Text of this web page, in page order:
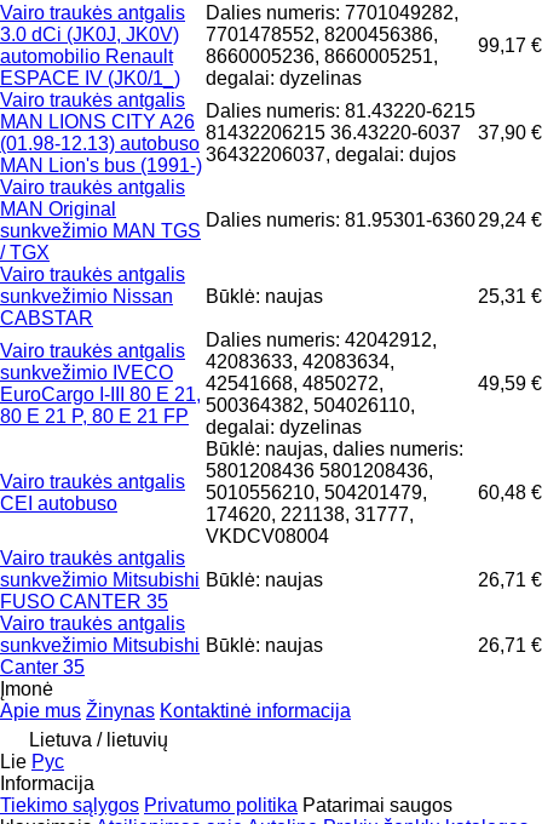
Vairo traukės antgalis
3.0 dCi (JK0J, JK0V)
automobilio Renault
ESPACE IV (JK0/1_)
Dalies numeris: 7701049282,
7701478552, 8200456386,
8660005236, 8660005251,
degalai: dyzelinas
99,17 €
Vairo traukės antgalis
MAN LIONS CITY A26
(01.98-12.13) autobuso
MAN Lion's bus (1991-)
Dalies numeris: 81.43220-6215
81432206215 36.43220-6037
36432206037, degalai: dujos
37,90 €
Vairo traukės antgalis
MAN Original
sunkvežimio MAN TGS
/ TGX
Dalies numeris: 81.95301-636029,24 €
Vairo traukės antgalis
sunkvežimio Nissan
CABSTAR
Būklė: naujas 25,31 €
Vairo traukės antgalis
sunkvežimio IVECO
EuroCargo I-III 80 E 21,
80 E 21 P, 80 E 21 FP
Dalies numeris: 42042912,
42083633, 42083634,
42541668, 4850272,
500364382, 504026110,
degalai: dyzelinas
49,59 €
Vairo traukės antgalis
CEI autobuso
Būklė: naujas, dalies numeris:
5801208436 5801208436,
5010556210, 504201479,
174620, 221138, 31777,
VKDCV08004
60,48 €
Vairo traukės antgalis
sunkvežimio Mitsubishi
FUSO CANTER 35
Būklė: naujas 26,71 €
Vairo traukės antgalis
sunkvežimio Mitsubishi
Canter 35
Būklė: naujas 26,71 €
Įmonė
Apie mus Žinynas Kontaktinė informacija
Lietuva / lietuvių
Lie Рус
Informacija
Tiekimo sąlygos Privatumo politika Patarimai saugos